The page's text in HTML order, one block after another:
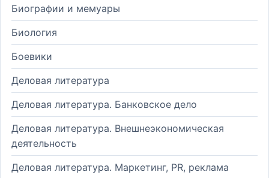
Биографии и мемуары
Биология
Боевики
Деловая литература
Деловая литература. Банковское дело
Деловая литература. Внешнеэкономическая
деятельность
Деловая литература. Маркетинг, PR, реклама